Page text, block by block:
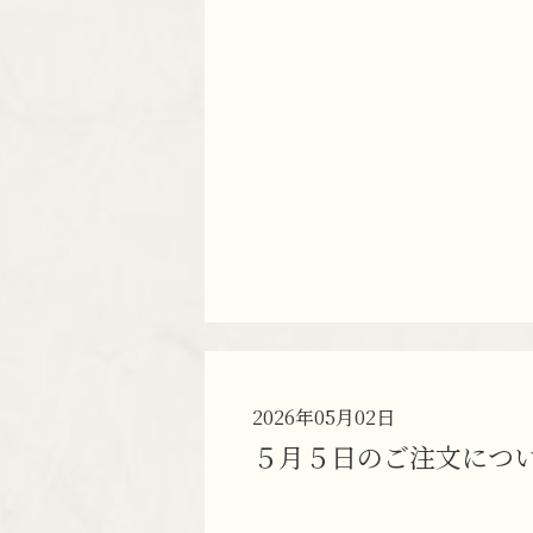
2026年05月02日
５月５日のご注文につ